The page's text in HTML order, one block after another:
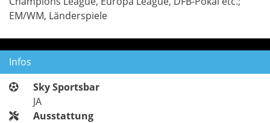
EM/WM, Länderspiele
Infos
Sky Sportsbar
JA
Ausstattung